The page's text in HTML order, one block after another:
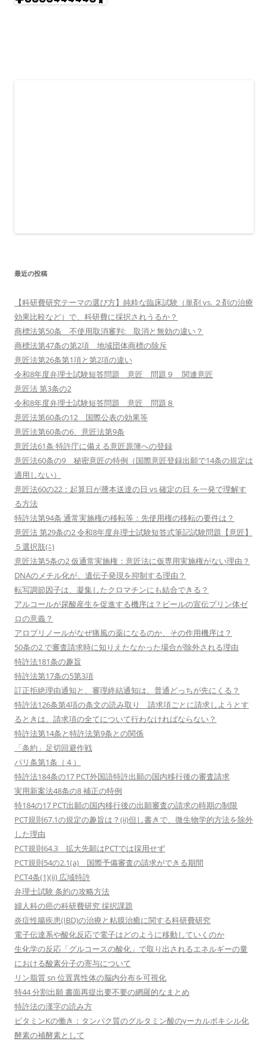
最近の投稿
【科研費研究テーマの選び方】純粋な臨床試験（単剤 vs. ２剤の治療
効果比較など）で、科研費に採択されうるか？
商標法第50条 不使用取消審判: 取消と無効の違い？
商標法第47条の第2項 地域団体商標の除斥
意匠法第26条第1項と第2項の違い
令和8年度弁理士試験短答問題 意匠 問題９ 関連意匠
意匠法 第3条の2
令和8年度弁理士試験短答問題 意匠 問題８
意匠法第60条の12 国際公表の効果等
意匠法第60条の6、意匠法第9条
意匠法61条 特許庁に備える意匠原簿への登録
意匠法60条の9 秘密意匠の特例（国際意匠登録出願で14条の規定は
適用しない）
意匠法60の22：起算日が謄本送達の日 vs 確定の日 を一発で理解す
る方法
特許法第94条 通常実施権の移転等：先使用権の移転の要件は？
意匠法 第29条の2 令和8年度弁理士試験短答式筆記試験問題【意匠】
５選択肢(ﾆ)
意匠法第5条の2 仮通常実施権：意匠法に仮専用実施権がない理由？
DNAのメチル化が、遺伝子発現を抑制する理由？
転写調節因子は、凝集したクロマチンにも結合できる？
アルコールが尿酸産生を促進する機序は？ビールの宣伝プリン体ゼ
ロの意義？
アロプリノールがなぜ痛風の薬になるのか、その作用機序は？
50条の2 で審査請求時に知りえたなかった場合が除外される理由
特許法181条の趣旨
特許法第17条の5第3項
訂正拒絶理由通知と、審理終結通知は、普通どっちが先にくる？
特許法126条第4項の条文の読み取り 請求項ごとに請求しようとす
るときは、請求項の全てについて行わなければならない？
特許法第14条と特許法第9条との関係
「条約」足切回避作戦
パリ条第1条（４）
特許法184条の17 PCT外国語特許出願の国内移行後の審査請求
実用新案法48条の8 補正の特例
特184の17 PCT出願の国内移行後の出願審査の請求の時期の制限
PCT規則67.1の規定の趣旨は？(ii)但し書きで、微生物学的方法を除外
した理由
PCT規則64.3 拡大先願はPCTでは採用せず
PCT規則54の2.1(a) 国際予備審査の請求ができる期間
PCT4条(1)(ii) 広域特許
弁理士試験 条約の攻略方法
婦人科の癌の科研費研究 採択課題
炎症性腸疾患(IBD)の治療と粘膜治癒に関する科研費研究
電子伝達系や酸化反応で電子はどのように移動していくのか
生化学の反応「グルコースの酸化」で取り出されるエネルギーの量
における酸素分子の寄与について
リン脂質 sn 位置異性体の脳内分布を可視化
特44 分割出願 書面再提出要不要の網羅的なまとめ
特許法の漢字の読み方
ビタミンKの働き：タンパク質のグルタミン酸のγーカルボキシル化
酵素の補酵素として